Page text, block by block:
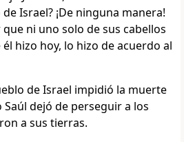
Israel? ¡De ninguna manera!
ni uno solo de sus cabellos
hizo hoy, lo hizo de acuerdo al
de Israel impidió la muerte
Saúl dejó de perseguir a los
a sus tierras.